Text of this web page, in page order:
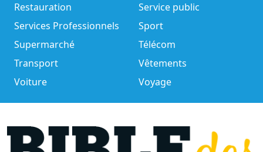
Restauration
Service public
Services Professionnels
Sport
Supermarché
Télécom
Transport
Vêtements
Voiture
Voyage